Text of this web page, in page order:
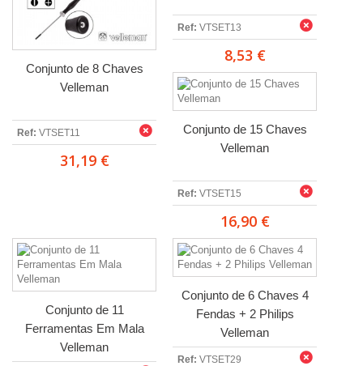
Conjunto de 8 Chaves
Velleman
Ref: VTSET11
31,19 €
Ref: VTSET13
8,53 €
Conjunto de 15 Chaves
Velleman
Ref: VTSET15
16,90 €
Conjunto de 11
Ferramentas Em Mala
Velleman
Conjunto de 6 Chaves 4
Fendas + 2 Philips
Velleman
Ref: VTSET29